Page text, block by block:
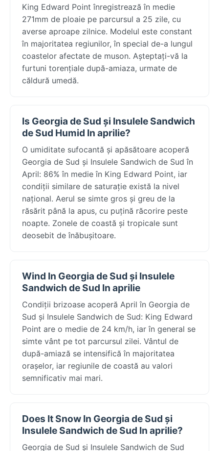
King Edward Point înregistrează în medie
271mm de ploaie pe parcursul a 25 zile, cu
averse aproape zilnice. Modelul este constant
în majoritatea regiunilor, în special de-a lungul
coastelor afectate de muson. Așteptați-vă la
furtuni torențiale după-amiaza, urmate de
căldură umedă.
Is Georgia de Sud și Insulele Sandwich
de Sud Humid In aprilie?
O umiditate sufocantă și apăsătoare acoperă
Georgia de Sud și Insulele Sandwich de Sud în
April: 86% în medie în King Edward Point, iar
condiții similare de saturație există la nivel
național. Aerul se simte gros și greu de la
răsărit până la apus, cu puțină răcorire peste
noapte. Zonele de coastă și tropicale sunt
deosebit de înăbușitoare.
Wind In Georgia de Sud și Insulele
Sandwich de Sud In aprilie
Condiții brizoase acoperă April în Georgia de
Sud și Insulele Sandwich de Sud: King Edward
Point are o medie de 24 km/h, iar în general se
simte vânt pe tot parcursul zilei. Vântul de
după-amiază se intensifică în majoritatea
orașelor, iar regiunile de coastă au valori
semnificativ mai mari.
Does It Snow In Georgia de Sud și
Insulele Sandwich de Sud In aprilie?
Georgia de Sud și Insulele Sandwich de Sud